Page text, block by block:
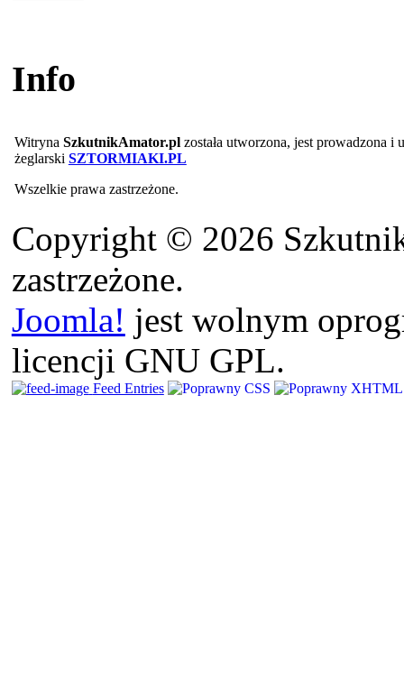
Info
Witryna SzkutnikAmator.plzostała utworzona, jest prowadzona i
żeglarski SZTORMIAKI.PL
Wszelkie prawa zastrzeżone.
Copyright © 2026
zastrzeżone.
Joomla! jest wolnym
licencji GNU GPL.
Feed Entries